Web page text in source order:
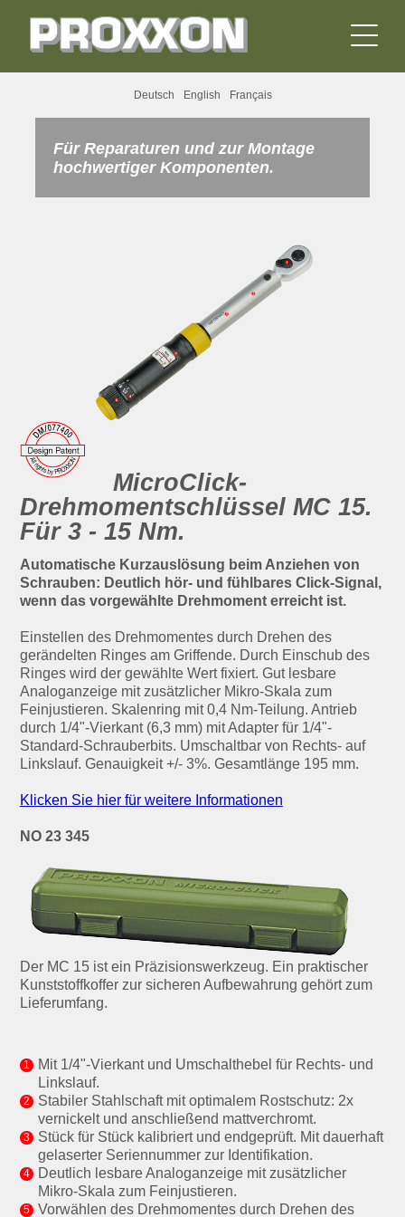
Deutsch English Français
Für Reparaturen und zur Montage
hochwertiger Komponenten.
MicroClick-
Drehmomentschlüssel MC 15.
Für 3 - 15 Nm.
Automatische Kurzauslösung beim Anziehen von
Schrauben: Deutlich hör- und fühlbares Click-Signal,
wenn das vorgewählte Drehmoment erreicht ist.
Einstellen des Drehmomentes durch Drehen des
gerändelten Ringes am Griffende. Durch Einschub des
Ringes wird der gewählte Wert fixiert. Gut lesbare
Analoganzeige mit zusätzlicher Mikro-Skala zum
Feinjustieren. Skalenring mit 0,4 Nm-Teilung. Antrieb
durch 1/4"-Vierkant (6,3 mm) mit Adapter für 1/4"-
Standard-Schrauberbits. Umschaltbar von Rechts- auf
Linkslauf. Genauigkeit +/- 3%. Gesamtlänge 195 mm.
Klicken Sie hier für weitere Informationen
NO 23 345
Der MC 15 ist ein Präzisionswerkzeug. Ein praktischer
Kunststoffkoffer zur sicheren Aufbewahrung gehört zum
Lieferumfang.
Mit 1/4"-Vierkant und Umschalthebel für Rechts- und
Linkslauf.
Stabiler Stahlschaft mit optimalem Rostschutz: 2x
vernickelt und anschließend mattverchromt.
Stück für Stück kalibriert und endgeprüft. Mit dauerhaft
gelaserter Seriennummer zur Identifikation.
Deutlich lesbare Analoganzeige mit zusätzlicher
Mikro-Skala zum Feinjustieren.
Vorwählen des Drehmomentes durch Drehen des